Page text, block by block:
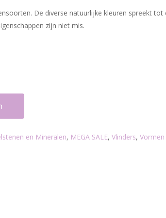
De diverse natuurlijke kleuren spreekt tot
zijn niet mis.
en Mineralen, MEGA SALE, Vlinders, Vormen